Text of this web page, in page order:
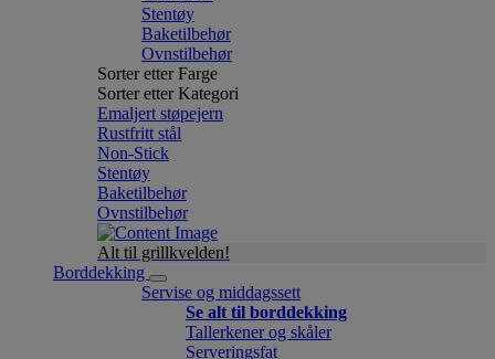
Stentøy
Baketilbehør
Ovnstilbehør
Sorter etter Farge
Sorter etter Kategori
Emaljert støpejern
Rustfritt stål
Non-Stick
Stentøy
Baketilbehør
Ovnstilbehør
Alt til grillkvelden!
Borddekking
Servise og middagssett
Se alt til borddekking
Tallerkener og skåler
Serveringsfat